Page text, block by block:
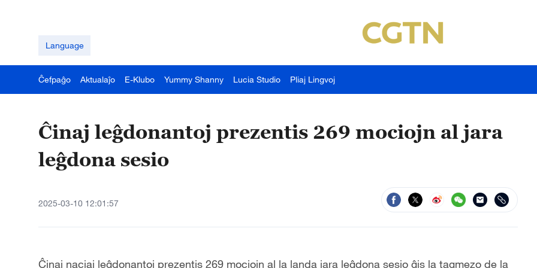
Language
Ĉefpaĝo Aktualaĵo E-Klubo Yummy Shanny Lucia Studio Pliaj Lingvoj
Ĉinaj leĝdonantoj prezentis 269 mociojn al jara
leĝdona sesio
2025-03-10 12:01:57
Ĉinaj naciaj leĝdonantoj prezentis 269 mociojn al la landa jara leĝdona sesio ĝis la tagmezo de la